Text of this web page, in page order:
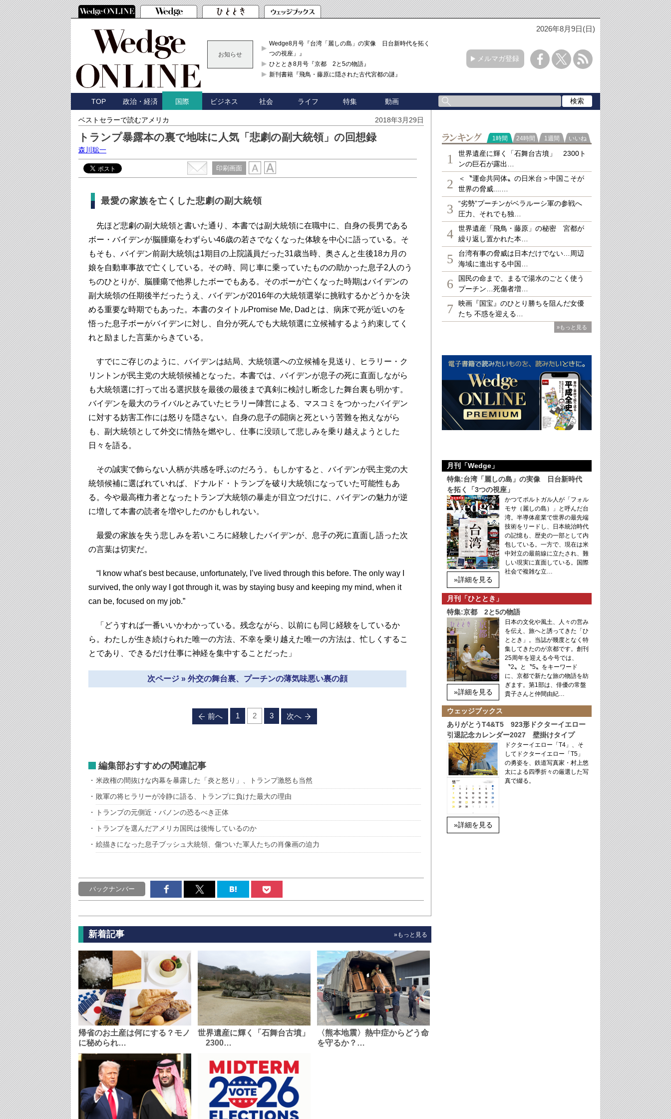
2026年8月9日(日)
お知らせ
Wedge8月号『台湾「麗しの島」の実像 日台新時代を拓く「3
つの視座」』
ひととき8月号『京都 2と5の物語』
新刊書籍『飛鳥・藤原に隠された古代宮都の謎』
メルマガ登録
TOP 政治・経済 国際 ビジネス 社会 ライフ 特集 動画
ベストセラーで読むアメリカ 2018年3月29日
トランプ暴露本の裏で地味に人気「悲劇の副大統領」の回想録
森川聡一
印刷画面
最愛の家族を亡くした悲劇の副大統領
先ほど悲劇の副大統領と書いた通り、本書では副大統領に在職中に、自身の長男である
ボー・バイデンが脳腫瘍をわずらい46歳の若さでなくなった体験を中心に語っている。そ
もそも、バイデン前副大統領は1期目の上院議員だった31歳当時、奥さんと生後18カ月の
娘を自動車事故で亡くしている。その時、同じ車に乗っていたものの助かった息子2人のう
ちのひとりが、脳腫瘍で他界したボーでもある。そのボーが亡くなった時期はバイデンの
副大統領の任期後半だったうえ、バイデンが2016年の大統領選挙に挑戦するかどうかを決
める重要な時期でもあった。本書のタイトルPromise Me, Dadとは、病床で死が近いのを
悟った息子ボーがバイデンに対し、自分が死んでも大統領選に立候補するよう約束してく
れと励ました言葉からきている。
すでにご存じのように、バイデンは結局、大統領選への立候補を見送り、ヒラリー・ク
リントンが民主党の大統領候補となった。本書では、バイデンが息子の死に直面しながら
も大統領選に打って出る選択肢を最後の最後まで真剣に検討し断念した舞台裏も明かす。
バイデンを最大のライバルとみていたヒラリー陣営による、マスコミをつかったバイデン
に対する妨害工作には怒りを隠さない。自身の息子の闘病と死という苦難を抱えながら
も、副大統領として外交に情熱を燃やし、仕事に没頭して悲しみを乗り越えようとした
日々を語る。
その誠実で飾らない人柄が共感を呼ぶのだろう。もしかすると、バイデンが民主党の大
統領候補に選ばれていれば、ドナルド・トランプを破り大統領になっていた可能性もあ
る。今や最高権力者となったトランプ大統領の暴走が目立つだけに、バイデンの魅力が逆
に増して本書の読者を増やしたのかもしれない。
最愛の家族を失う悲しみを若いころに経験したバイデンが、息子の死に直面し語った次
の言葉は切実だ。
“I know what’s best because, unfortunately, I’ve lived through this before. The only way I
survived, the only way I got through it, was by staying busy and keeping my mind, when it
can be, focused on my job.”
「どうすれば一番いいかわかっている。残念ながら、以前にも同じ経験をしているか
ら。わたしが生き続けられた唯一の方法、不幸を乗り越えた唯一の方法は、忙しくするこ
とであり、できるだけ仕事に神経を集中することだった」
次ページ » 外交の舞台裏、プーチンの薄気味悪い裏の顔
前へ 1 2 3 次へ
編集部おすすめの関連記事
米政権の間抜けな内幕を暴露した「炎と怒り」、トランプ激怒も当然
敗軍の将ヒラリーが冷静に語る、トランプに負けた最大の理由
トランプの元側近・バノンの恐るべき正体
トランプを選んだアメリカ国民は後悔しているのか
絵描きになった息子ブッシュ大統領、傷ついた軍人たちの肖像画の迫力
バックナンバー
新着記事 »もっと見る
帰省のお土産は何にする？モノ
に秘められ…
世界遺産に輝く「石舞台古墳」
2300…
〈熊本地震〉熱中症からどう命
を守るか？…
ランキング
1時間 24時間 1週間 いいね
1
世界遺産に輝く「石舞台古墳」 2300ト
ンの巨石が露出…
2
＜〝運命共同体〟の日米台＞中国こそが
世界の脅威....…
3
“劣勢”プーチンがベラルーシ軍の参戦へ
圧力、それでも独…
4
世界遺産「飛鳥・藤原」の秘密 宮都が
繰り返し置かれた本…
5
台湾有事の脅威は日本だけでない…周辺
海域に進出する中国…
6
国民の命まで、まるで湯水のごとく使う
プーチン…死傷者増…
7
映画『国宝』のひとり勝ちを阻んだ女優
たち 不惑を迎える…
»もっと見る
月刊「Wedge」
特集:台湾「麗しの島」の実像 日台新時代
を拓く「3つの視座」
»詳細を見る
かつてポルトガル人が「フォル
モサ（麗しの島）」と呼んだ台
湾。半導体産業で世界の最先端
技術をリードし、日本統治時代
の記憶も、歴史の一部として内
包している。一方で、現在は米
中対立の最前線に立たされ、難
しい現実に直面している。国際
社会で複雑な立…
月刊「ひととき」
特集:京都 2と5の物語
»詳細を見る
日本の文化や風土、人々の営み
を伝え、旅へと誘ってきた「ひ
ととき」。当誌が幾度となく特
集してきたのが京都です。創刊
25周年を迎える今号では、
〝2〟と〝5〟をキーワード
に、京都で新たな旅の物語を紡
ぎます。第1部は、俳優の常盤
貴子さんと仲間由紀…
ウェッジブックス
ありがとうT4&T5 923形ドクターイエロー
引退記念カレンダー2027 壁掛けタイプ
»詳細を見る
ドクターイエロー「T4」、そ
してドクターイエロー「T5」
の勇姿を、鉄道写真家・村上悠
太による四季折々の厳選した写
真で綴る。